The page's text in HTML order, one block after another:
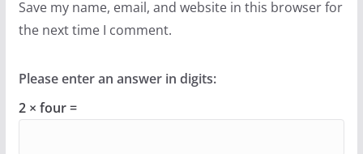
Save my name, email, and website in this browser for
the next time I comment.
Please enter an answer in digits:
2 × four =